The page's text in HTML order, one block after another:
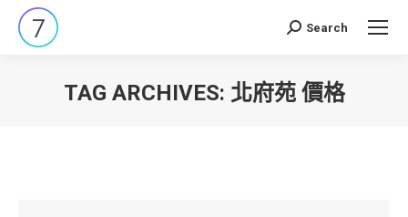
Search:
Search
TAG ARCHIVES: 北府苑 價格